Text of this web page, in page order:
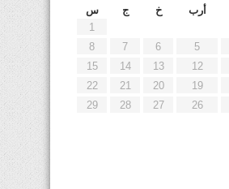
أرب خ ج
س
1
5
6
7
8
12
13
14
15
19
20
21
22
26
27
28
29